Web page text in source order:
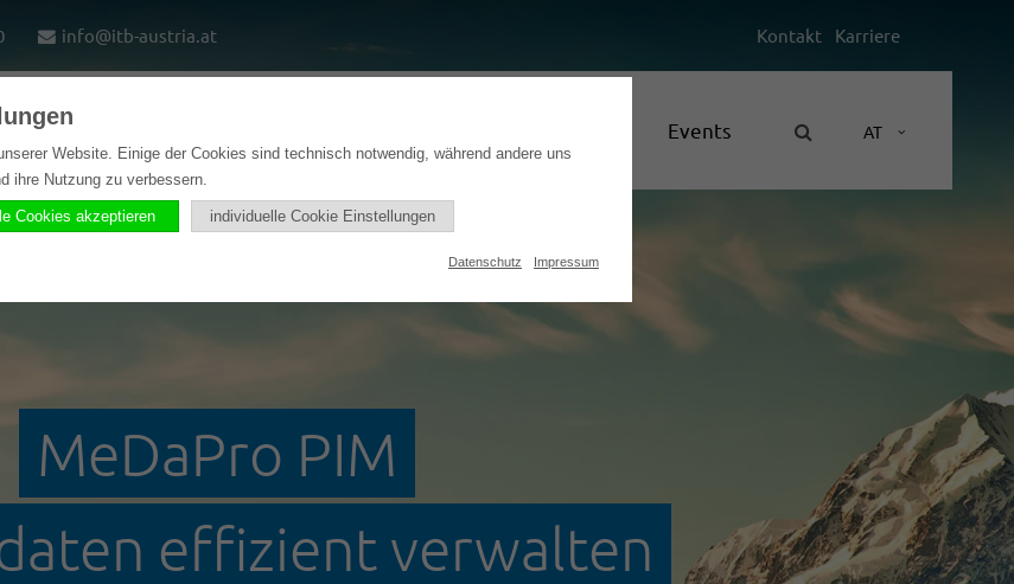
Kontakt Karriere
info@itb-austria.at
AT
Lösungen Events
MeDaPro PIM
effizient verwalten
Website. Einige der Cookies sind technisch notwendig, während andere uns
ihre Nutzung zu verbessern.
Cookies akzeptieren individuelle Cookie Einstellungen
Datenschutz Impressum